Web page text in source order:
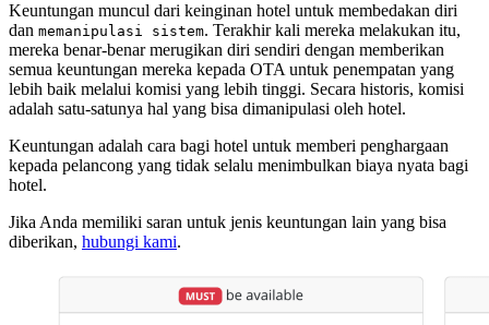
Keuntungan muncul dari keinginan hotel untuk membedakan diri
dan memanipulasi sistem. Terakhir kali mereka melakukan itu,
mereka benar-benar merugikan diri sendiri dengan memberikan
semua keuntungan mereka kepada OTA untuk penempatan yang
lebih baik melalui komisi yang lebih tinggi. Secara historis, komisi
adalah satu-satunya hal yang bisa dimanipulasi oleh hotel.
Keuntungan adalah cara bagi hotel untuk memberi penghargaan
kepada pelancong yang tidak selalu menimbulkan biaya nyata bagi
hotel.
Jika Anda memiliki saran untuk jenis keuntungan lain yang bisa
diberikan, hubungi kami.